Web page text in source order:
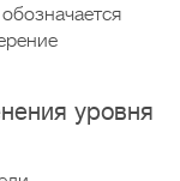
уровня